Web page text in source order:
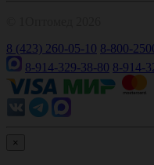
8 (423) 260-05-10 8-800-
8-914-329-38-80 8-914-
×